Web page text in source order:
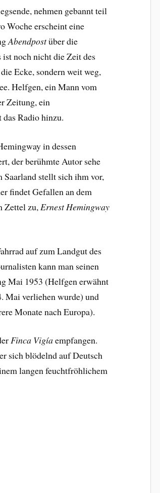
nehmen gebannt teil
Woche erscheint eine
Abendpostüber die
noch nicht die Zeit des
Ecke, sondern weit weg,
Helfgen, ein Mann vom
Zeitung, ein
Radio hinzu.
in dessen
der berühmte Autor sehe
Saarland stellt sich ihm vor,
findet Gefallen an dem
Zettel zu, Ernest Hemingway
auf zum Landgut des
kann man seinen
Mai 1953 (Helfgen erwähnt
Mai verliehen wurde) und
Monate nach Europa).
Finca Vigíaempfangen.
sich blödelnd auf Deutsch
langen feuchtfröhlichem